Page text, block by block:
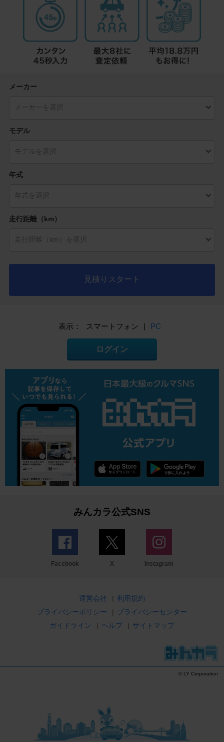
メーカー
モデル
年式
走行距離（km）
見積りスタート
表示： スマートフォン | PC
ログイン
みんカラ公式SNS
Facebook X Instagram
運営会社 | 利用規約
プライバシーポリシー
| プライバシーセンター
ガイドライン
| ヘルプ | サイトマップ
© LY Corporation